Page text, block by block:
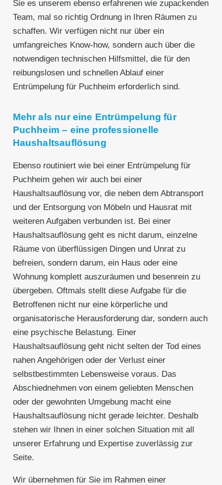
Sie es unserem ebenso erfahrenen wie zupackenden
Team, mal so richtig Ordnung in Ihren Räumen zu
schaffen. Wir verfügen nicht nur über ein
umfangreiches Know-how, sondern auch über die
notwendigen technischen Hilfsmittel, die für den
reibungslosen und schnellen Ablauf einer
Entrümpelung für Puchheim erforderlich sind.
Mehr als nur eine Entrümpelung für
Puchheim – eine professionelle
Haushaltsauflösung
Ebenso routiniert wie bei einer Entrümpelung für
Puchheim gehen wir auch bei einer
Haushaltsauflösung vor, die neben dem Abtransport
und der Entsorgung von Möbeln und Hausrat mit
weiteren Aufgaben verbunden ist. Bei einer
Haushaltsauflösung geht es nicht darum, einzelne
Räume von überflüssigen Dingen und Unrat zu
befreien, sondern darum, ein Haus oder eine
Wohnung komplett auszuräumen und besenrein zu
übergeben. Oftmals stellt diese Aufgabe für die
Betroffenen nicht nur eine körperliche und
organisatorische Herausforderung dar, sondern auch
eine psychische Belastung. Einer
Haushaltsauflösung geht nicht selten der Tod eines
nahen Angehörigen oder der Verlust einer
selbstbestimmten Lebensweise voraus. Das
Abschiednehmen von einem geliebten Menschen
oder der gewohnten Umgebung macht eine
Haushaltsauflösung nicht gerade leichter. Deshalb
stehen wir Ihnen in einer solchen Situation mit all
unserer Erfahrung und Expertise zuverlässig zur
Seite.
Wir übernehmen für Sie im Rahmen einer